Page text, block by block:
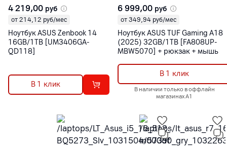
4 219,00 руб
от 214,12 руб/мес
Ноутбук ASUS Zenbook 14
16GB/1TB [UM3406GA-
QD118]
В 1 клик
6 999,00 руб
от 349,94 руб/мес
Ноутбук ASUS TUF Gaming A18
(2025) 32GB/1TB [FA808UP-
MBW5070] + рюкзак + мышь
В 1 клик
В наличии только в оффлайн
магазинах А1